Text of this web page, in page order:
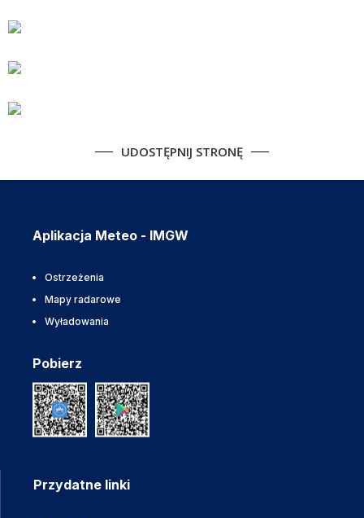
UDOSTĘPNIJ STRONĘ
Aplikacja Meteo - IMGW
Ostrzeżenia
Mapy radarowe
Wyładowania
Pobierz
Przydatne linki